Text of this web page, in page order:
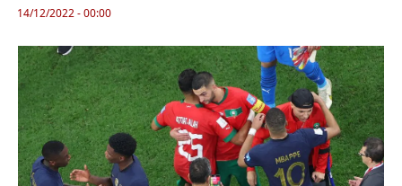
14/12/2022 - 00:00